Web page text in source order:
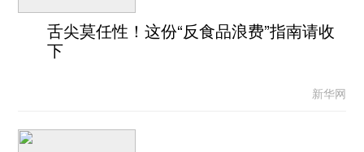
舌尖莫任性！这份“反食品浪费”指南请收
下
新华网